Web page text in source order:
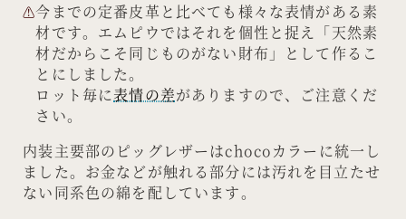
今までの定番皮革と比べても様々な表情がある素
材です。エムピウではそれを個性と捉え「天然素
材だからこそ同じものがない財布」として作るこ
とにしました。
ロット毎に表情の差がありますので、ご注意くだ
さい。
内装主要部のピッグレザーはchocoカラーに統一し
ました。お金などが触れる部分には汚れを目立たせ
ない同系色の綿を配しています。